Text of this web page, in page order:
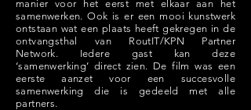
manier voor het eerst met elkaar aan het
samenwerken. Ook is er een mooi kunstwerk
ontstaan wat een plaats heeft gekregen in de
ontvangsthal van RoutIT/KPN Partner
Network. Iedere gast kan deze
‘samenwerking’ direct zien. De film was een
eerste aanzet voor een succesvolle
samenwerking die is gedeeld met alle
partners.